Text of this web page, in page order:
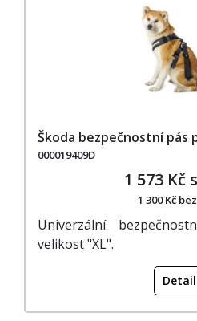
Škoda bezpečnostní pás
000019409D
1 573 Kč
1 300 Kč
Univerzální
velikost "XL".
Detail